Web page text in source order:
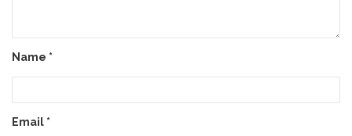
Name *
Email *